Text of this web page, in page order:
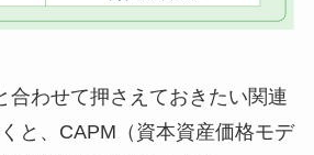
合わせて押さえておきたい関連
と、CAPM（資本資産価格モデ